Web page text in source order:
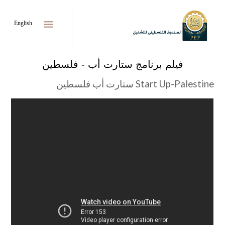
menu
English
فيلم برنامج ستارت أب - فلسطين
Start Up-Palestine ستارت أب فلسطين